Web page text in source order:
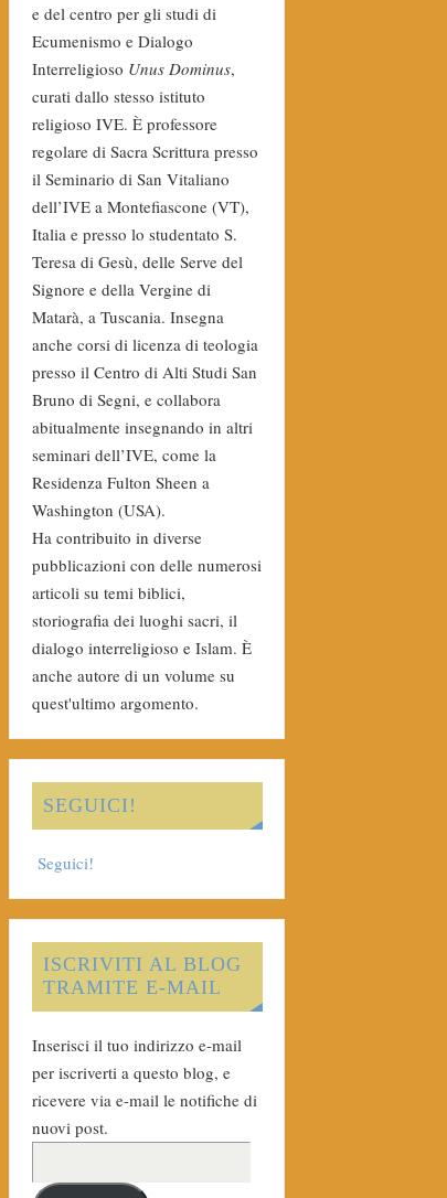
e del centro per gli studi di
Ecumenismo e Dialogo
Interreligioso Unus Dominus,
curati dallo stesso istituto
religioso IVE. È professore
regolare di Sacra Scrittura presso
il Seminario di San Vitaliano
dell’IVE a Montefiascone (VT),
Italia e presso lo studentato S.
Teresa di Gesù, delle Serve del
Signore e della Vergine di
Matarà, a Tuscania. Insegna
anche corsi di licenza di teologia
presso il Centro di Alti Studi San
Bruno di Segni, e collabora
abitualmente insegnando in altri
seminari dell’IVE, come la
Residenza Fulton Sheen a
Washington (USA).
Ha contribuito in diverse
pubblicazioni con delle numerosi
articoli su temi biblici,
storiografia dei luoghi sacri, il
dialogo interreligioso e Islam. È
anche autore di un volume su
quest'ultimo argomento.
SEGUICI!
Seguici!
ISCRIVITI AL BLOG
TRAMITE E-MAIL
Inserisci il tuo indirizzo e-mail
per iscriverti a questo blog, e
ricevere via e-mail le notifiche di
nuovi post.